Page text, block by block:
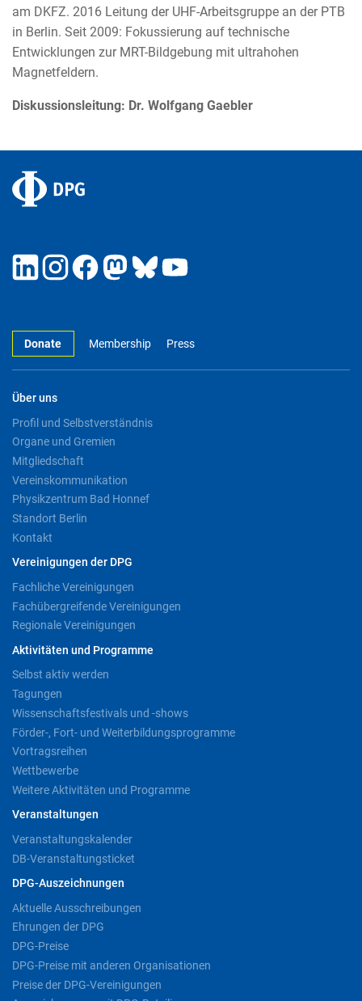
am DKFZ. 2016 Leitung der UHF-Arbeitsgruppe an der PTB
in Berlin. Seit 2009: Fokussierung auf technische
Entwicklungen zur MRT-Bildgebung mit ultrahohen
Magnetfeldern.
Diskussionsleitung: Dr. Wolfgang Gaebler
Donate Membership Press
Über uns
Profil und Selbstverständnis
Organe und Gremien
Mitgliedschaft
Vereinskommunikation
Physikzentrum Bad Honnef
Standort Berlin
Kontakt
Vereinigungen der DPG
Fachliche Vereinigungen
Fachübergreifende Vereinigungen
Regionale Vereinigungen
Aktivitäten und Programme
Selbst aktiv werden
Tagungen
Wissenschaftsfestivals und -shows
Förder-, Fort- und Weiterbildungsprogramme
Vortragsreihen
Wettbewerbe
Weitere Aktivitäten und Programme
Veranstaltungen
Veranstaltungskalender
DB-Veranstaltungsticket
DPG-Auszeichnungen
Aktuelle Ausschreibungen
Ehrungen der DPG
DPG-Preise
DPG-Preise mit anderen Organisationen
Preise der DPG-Vereinigungen